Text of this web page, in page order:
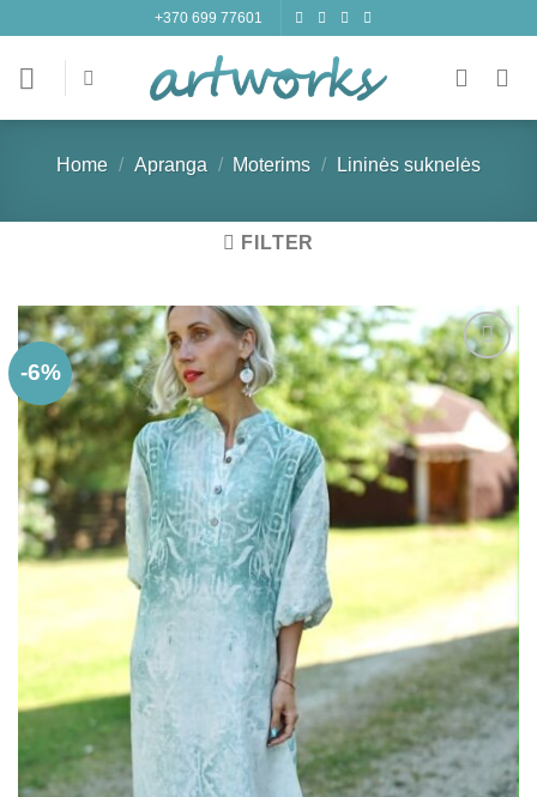
content
+370 699 77601
Home / Apranga / Moterims / Lininės suknelės
FILTER
-6%